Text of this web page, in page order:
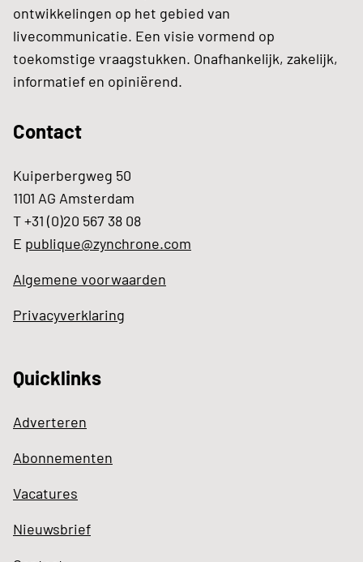
ontwikkelingen op het gebied van
livecommunicatie. Een visie vormend op
toekomstige vraagstukken. Onafhankelijk, zakelijk,
informatief en opiniërend.
Contact
Kuiperbergweg 50
1101 AG Amsterdam
T +31 (0)20 567 38 08
E publique@zynchrone.com
Algemene voorwaarden
Privacyverklaring
Quicklinks
Adverteren
Abonnementen
Vacatures
Nieuwsbrief